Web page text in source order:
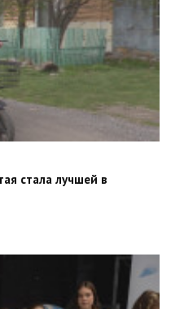
стала лучшей в